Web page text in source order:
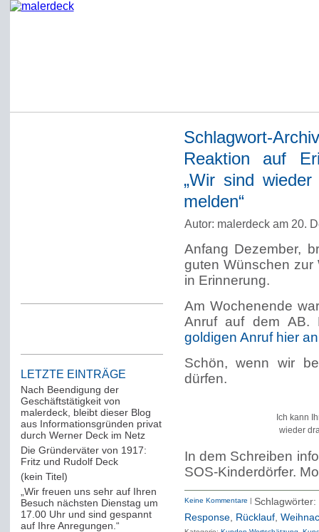
LETZTE EINTRÄGE
Nach Beendigung der
Geschäftstätigkeit von
malerdeck, bleibt dieser Blog
aus Informationsgründen privat
durch Werner Deck im Netz
Die Gründerväter von 1917:
Fritz und Rudolf Deck
(kein Titel)
„Wir freuen uns sehr auf Ihren
Besuch nächsten Dienstag um
17.00 Uhr und sind gespannt
auf Ihre Anregungen.“
Schlagwort-
Reaktion auf
„Wir sind
melden“
Autor: malerdeck am 20.
Anfang Dezember,
guten Wünschen zur
in Erinnerung.
Am Wochenende
Anruf auf dem
goldigen Anruf hier
Schön, wenn wir
dürfen.
Ich kann
wieder
In dem Schreiben
SOS-Kinderdörfer.
Keine Kommentare |
Response, Rücklauf,